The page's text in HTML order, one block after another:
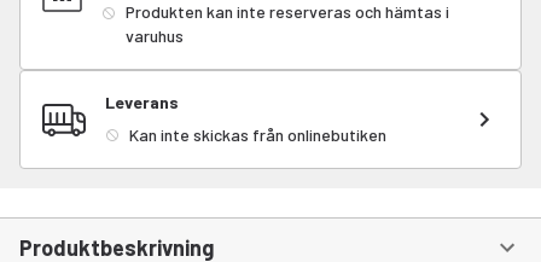
Produkten kan inte reserveras och hämtas i
varuhus
Leverans
Kan inte skickas från onlinebutiken
Produktbeskrivning